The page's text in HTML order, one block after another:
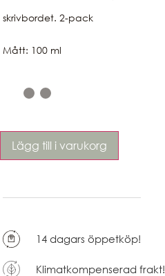
skrivbordet. 2-pack
Mått: 100 ml
Lägg till i varukorg
14 dagars öppetköp!
Klimatkompenserad frakt!